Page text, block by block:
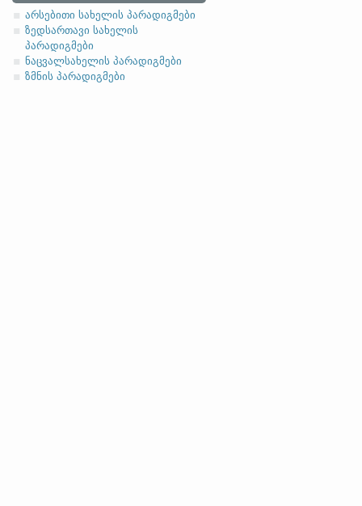
არსებითი სახელის პარადიგმები
ზედსართავი სახელის
პარადიგმები
ნაცვალსახელის პარადიგმები
ზმნის პარადიგმები